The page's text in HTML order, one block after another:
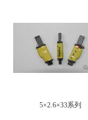
5×2.6×33系列